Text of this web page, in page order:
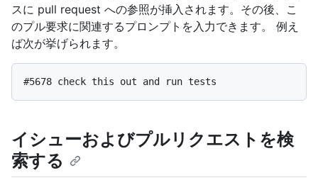
スに pull request への参照が挿入されます。その後、こ
のプル要求に関連するプロンプトを入力できます。 例え
ば次が挙げられます。
イシューおよびプルリクエストを検
索する